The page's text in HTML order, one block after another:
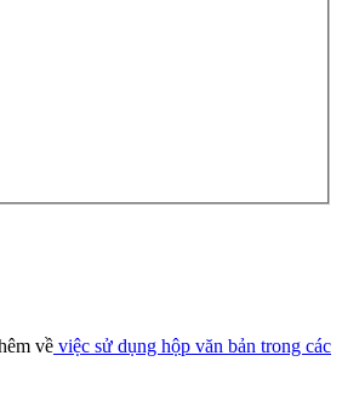
về việc sử dụng hộp văn bản trong các